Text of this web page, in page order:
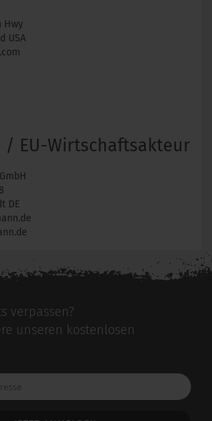
Hwy
USA
EU-Wirtschaftsakteur
DE
verpassen?
unseren kostenlosen